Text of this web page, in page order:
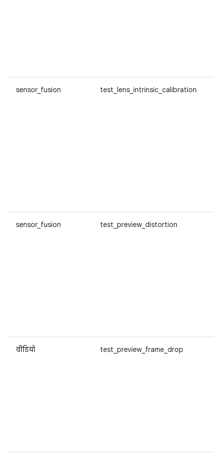
sensor_fusion test_lens_intrinsic_calibration
sensor_fusion test_preview_distortion
वीडियो test_preview_frame_drop